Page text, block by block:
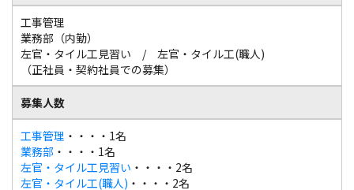
工事管理
業務部（内勤）
左官・タイル工見習い / 左官・タイル工(職人)
（正社員・契約社員での募集）
募集人数
工事管理 ・・・・1名
業務部 ・・・・1名
左官・タイル工見習い ・・・・2名
左官・タイル工(職人) ・・・・2名